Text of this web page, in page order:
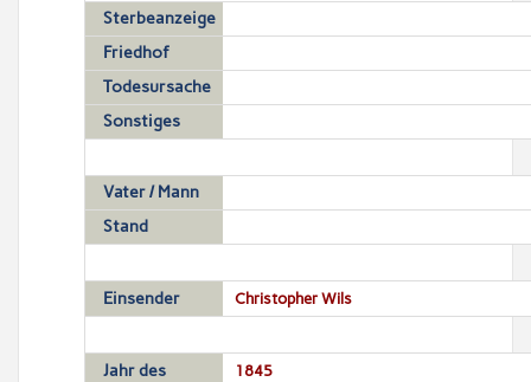
Sterbeanzeige
Friedhof
Todesursache
Sonstiges
Vater / Mann
Stand
Einsender Christopher Wils
Jahr des
1845